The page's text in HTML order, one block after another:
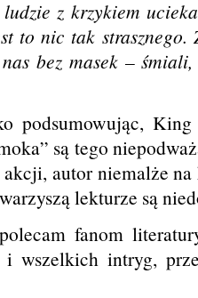
z krzykiem
to nic tak
nas bez masek –
podsumowując,
są tego
autor niemalże
lekturze są
fanom
i wszelkich intryg,